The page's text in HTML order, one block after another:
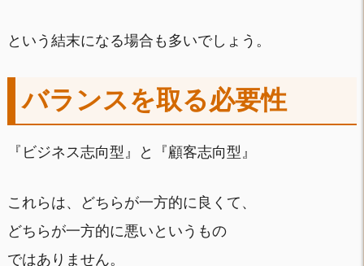
という結末になる場合も多いでしょう。
バランスを取る必要性
『ビジネス志向型』と『顧客志向型』
これらは、どちらが一方的に良くて、
どちらが一方的に悪いというもの
ではありません。